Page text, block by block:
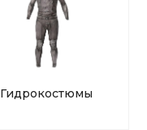
Гидрокостюмы